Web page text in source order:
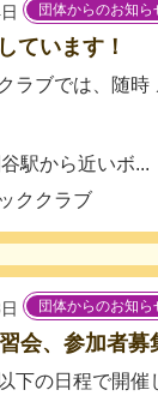
団体からのお知ら
ています！
ラブでは、随時
駅から近いボ...
ククラブ
団体からのお知ら
会、参加者募
下の日程で開催